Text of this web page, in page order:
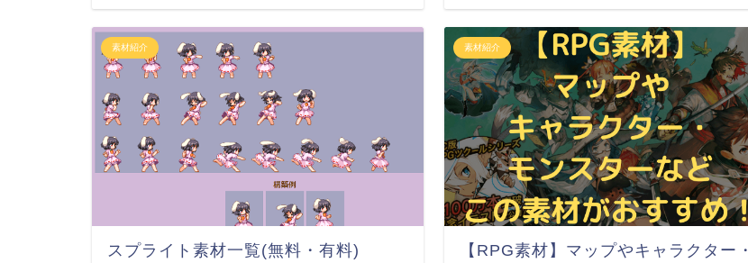
素材紹介
スプライト素材一覧(無料・有料)
素材紹介
【RPG素材】マップやキャラクター・